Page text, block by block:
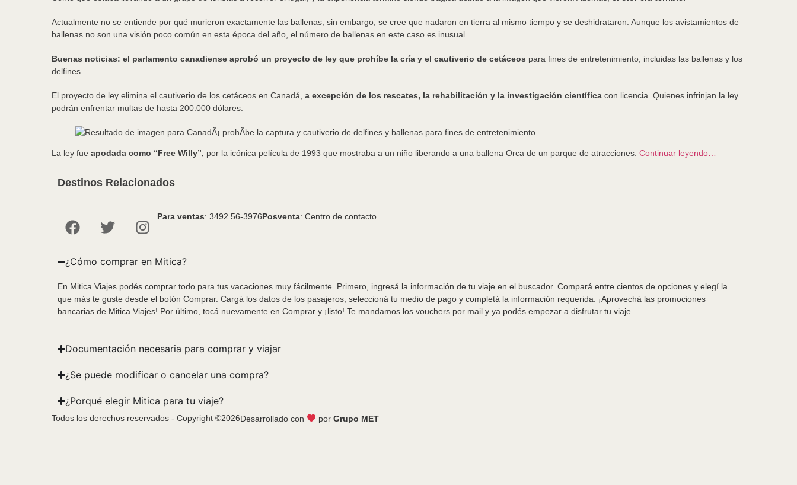
Actualmente no se entiende por qué murieron exactamente las ballenas, sin embargo, se cree que nadaron en tierra al mismo tiempo y se deshidrataron. Aunque los avistamientos de
ballenas no son una visión poco común en esta época del año, el número de ballenas en este caso es inusual.
Buenas noticias: el parlamento canadiense aprobó un proyecto de ley que prohíbe la cría y el cautiverio de cetáceos para fines de entretenimiento, incluidas las ballenas y los
delfines.
El proyecto de ley elimina el cautiverio de los cetáceos en Canadá, a excepción de los rescates, la rehabilitación y la investigación científica con licencia. Quienes infrinjan la ley
podrán enfrentar multas de hasta 200.000 dólares.
La ley fue apodada como “Free Willy”, por la icónica película de 1993 que mostraba a un niño liberando a una ballena Orca de un parque de atracciones. Continuar leyendo…
Destinos Relacionados
Para ventas: 3492 56-3976Posventa: Centro de contacto
¿Cómo comprar en Mitica?
En Mitica Viajes podés comprar todo para tus vacaciones muy fácilmente. Primero, ingresá la información de tu viaje en el buscador. Compará entre cientos de opciones y elegí la
que más te guste desde el botón Comprar. Cargá los datos de los pasajeros, seleccioná tu medio de pago y completá la información requerida. ¡Aprovechá las promociones
bancarias de Mitica Viajes! Por último, tocá nuevamente en Comprar y ¡listo! Te mandamos los vouchers por mail y ya podés empezar a disfrutar tu viaje.
Documentación necesaria para comprar y viajar
¿Se puede modificar o cancelar una compra?
¿Porqué elegir Mitica para tu viaje?
Todos los derechos reservados - Copyright ©2026Desarrollado con por Grupo MET